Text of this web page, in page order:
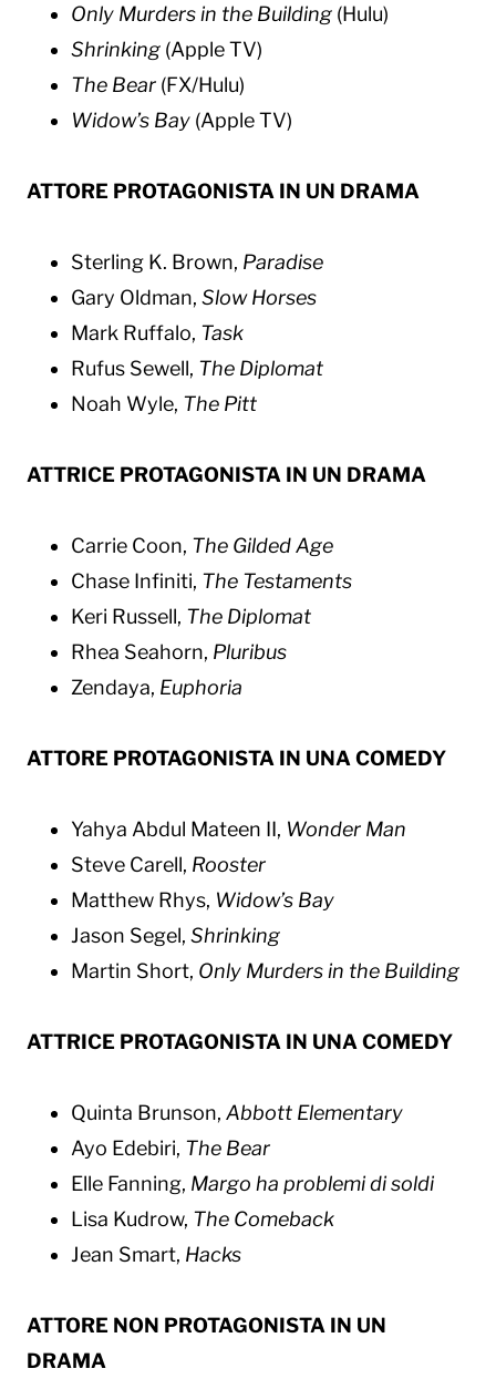
Only Murders in the Building (Hulu)
Shrinking (Apple TV)
The Bear (FX/Hulu)
Widow’s Bay​ (Apple TV)
ATTORE PROTAGONISTA IN UN DRAMA
Sterling K. Brown, Paradise
Gary Oldman, Slow Horses
Mark Ruffalo, Task
Rufus Sewell, The Diplomat
Noah Wyle, The Pitt
ATTRICE PROTAGONISTA IN UN DRAMA
Carrie Coon, The Gilded Age
Chase Infiniti, The Testaments
Keri Russell, The Diplomat
Rhea Seahorn, Pluribus
Zendaya, Euphoria
ATTORE PROTAGONISTA IN UNA COMEDY
Yahya Abdul Mateen II, Wonder Man
Steve Carell, Rooster
Matthew Rhys, Widow’s Bay​
Jason Segel, Shrinking
Martin Short, Only Murders in the Building
ATTRICE PROTAGONISTA IN UNA COMEDY
Quinta Brunson, Abbott Elementary
Ayo Edebiri, The Bear
Elle Fanning, Margo ha problemi di soldi
Lisa Kudrow, The Comeback
Jean Smart, Hacks
ATTORE NON PROTAGONISTA IN UN
DRAMA